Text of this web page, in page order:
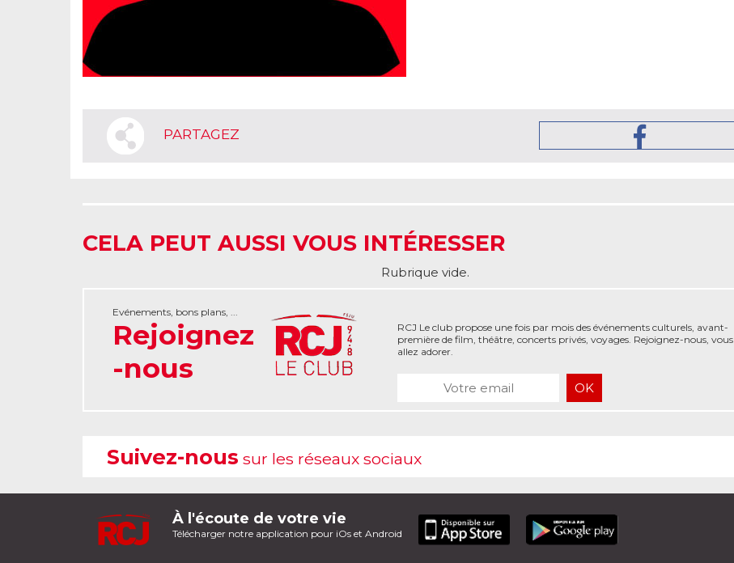
PARTAGEZ
CELA PEUT AUSSI VOUS INTÉRESSER
Rubrique vide.
Evénements, bons plans, ...
Rejoignez
-nous
RCJ Le club propose une fois par mois des événements culturels, avant-
première de film, théâtre, concerts privés, voyages. Rejoignez-nous, vous
allez adorer.
Suivez-nous sur les réseaux sociaux
À l'écoute de votre vie
Télécharger notre application pour iOs et Android